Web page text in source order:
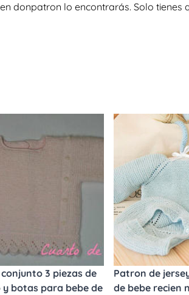
donpatron lo encontrarás. Solo tienes
3 piezas de
botas para bebe de
Patron de
de bebe recien